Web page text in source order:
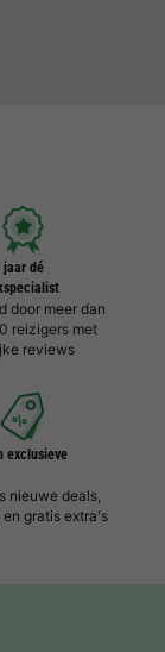
jaar dé
door meer dan
reizigers met
reviews
exclusieve
nieuwe deals,
gratis extra's